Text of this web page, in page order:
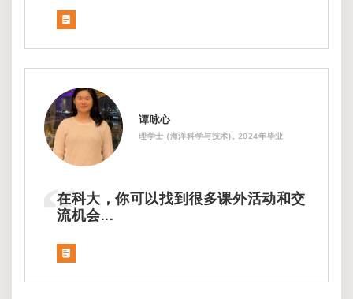
谭咏心
理学士 (海洋科学与技术), 2024年毕业
在科大，你可以找到很多课外活动和交
流机会...